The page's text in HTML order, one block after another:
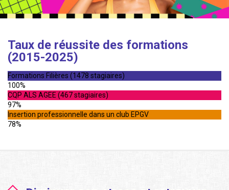
Taux de réussite des formations
(2015-2025)
Formations Filières (1478 stagiaires)
100%
CQP ALS AGEE (467 stagiaires)
97%
Insertion professionnelle dans un club EPGV
78%